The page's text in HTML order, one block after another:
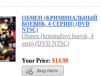
ОБМЕН (КРИМИНАЛЬНЫЙ
БОЕВИК, 4 СЕРИИ) (DVD
NTSC)
Obmen (kriminal'nyi boevik, 4
serii) (DVD NTSC)
Your Price: $14.98